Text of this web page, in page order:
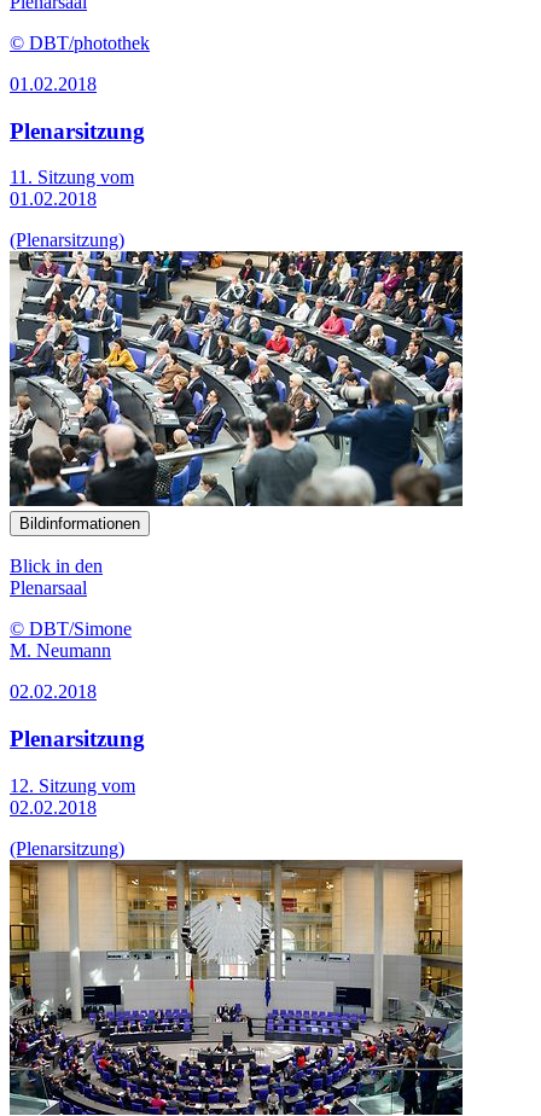
© DBT/photothek
01.02.2018
Plenarsitzung
11. Sitzung vom
01.02.2018
(Plenarsitzung)
Bildinformationen
Blick in den
Plenarsaal
© DBT/Simone
M. Neumann
02.02.2018
Plenarsitzung
12. Sitzung vom
02.02.2018
(Plenarsitzung)